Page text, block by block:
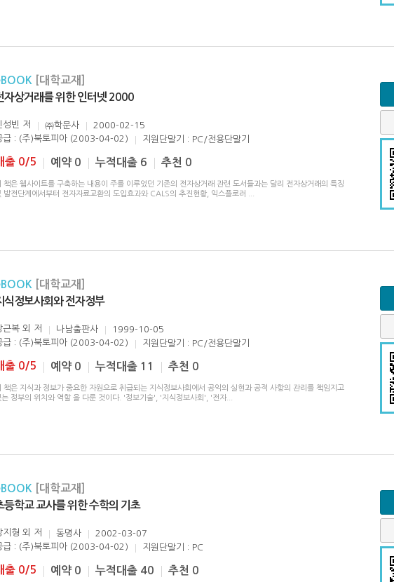
[대학교재]
자상거래를 위한 인터넷 2000
성빈 저 ㈜학문사
2000-02-15
급 : (주)북토피아 (2003-04-02)
지원단말기 : PC/전용단말기
출 0/5 예약 0 누적대출 6 추천 0
책은 웹사이트를 구축하는 내용이 주를 이루었던 기존의 전자상거래 관련 도서들과는 달리 전자상거래의 특징
발전단계에서부터 전자자료교환의 도입효과와 CALS의 추진현황, 익스플로러
[대학교재]
식정보사회와 전자정부
근복 외 저 나남출판사
1999-10-05
급 : (주)북토피아 (2003-04-02)
지원단말기 : PC/전용단말기
출 0/5 예약 0 누적대출 11 추천 0
책은 지식과 정보가 중요한 자원으로 취급되는 지식정보사회에서 공익의 실현과 공적 사항의 관리를 책임지고
는 정부의 위치와 역할 을 다룬 것이다. '정보기술', '지식정보사회', '전자...
[대학교재]
등학교 교사를 위한 수학의 기초
지형 외 저 동명사
2002-03-07
급 : (주)북토피아 (2003-04-02)
지원단말기 : PC
출 0/5 예약 0 누적대출 40 추천 0